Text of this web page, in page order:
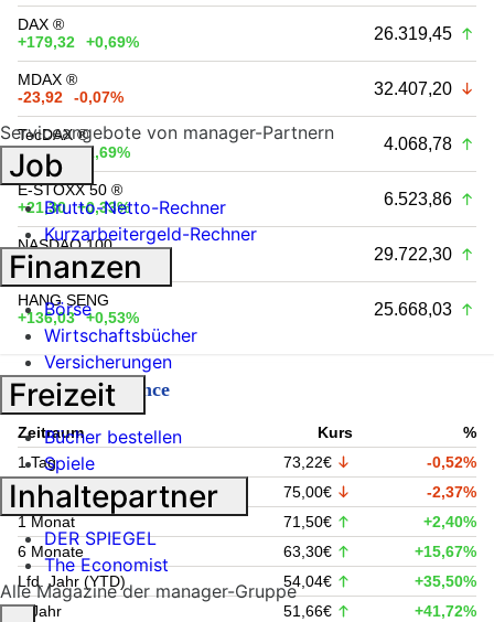
DAX ®
+179,32
+0,69% 26.319,45
MDAX ®
-23,92
-0,07% 32.407,20
TecDAX ®
+67,79
+1,69% 4.068,78
E-STOXX 50 ®
+21,30
+0,33% 6.523,86
NASDAQ 100
+348,97
+1,19% 29.722,30
HANG SENG
+136,03
+0,53% 25.668,03
Kursperformance
Zeitraum Kurs
%
1 Tag
73,22€
-0,52%
1 Woche
75,00€
-2,37%
1 Monat
71,50€
+2,40%
6 Monate
63,30€
+15,67%
Lfd. Jahr (YTD)
54,04€
+35,50%
1 Jahr
51,66€
+41,72%
Serviceangebote von manager-Partnern
Job
Brutto-Netto-Rechner
Kurzarbeitergeld-Rechner
Finanzen
Börse
Wirtschaftsbücher
Versicherungen
Freizeit
Bücher bestellen
Spiele
Inhaltepartner
DER SPIEGEL
The Economist
Alle Magazine der manager-Gruppe